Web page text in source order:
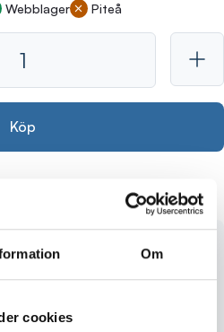
Om
cookies
Webblager Piteå
Köp
par
mm, höjd cirka 160 mm